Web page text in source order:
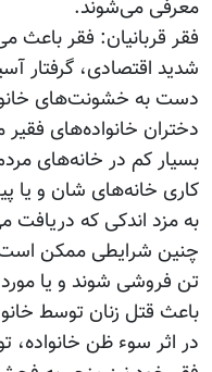
معرفی می‌شوند.
فقر قربانیان: فقر باعث
شدید اقتصادی، گرفتار
دست به خشونت‌های
دختران خانواده‌های
بسیار کم در خانه‌های
کاری خانه‌های شان و یا
به مزد اندکی که دریافت
چنین شرایطی ممکن است
تن فروشی شوند و یا مورد
باعث قتل زنان توسط
در اثر سوء ظن خانواده،